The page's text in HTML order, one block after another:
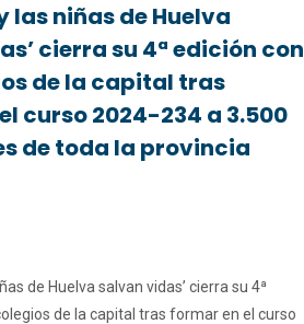
las niñas de Huelva
cierra su 4ª edición con
de la capital tras
curso 2024-234 a 3.500
de toda la provincia
de Huelva salvan vidas’ cierra su 4ª
de la capital tras formar en el curso